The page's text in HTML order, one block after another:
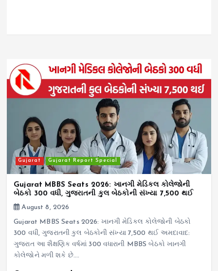
Gujarat Gujarat Report Special
Gujarat MBBS Seats 2026: ખાનગી મેડિકલ કોલેજોની
બેઠકો 300 વધી, ગુજરાતની કુલ બેઠકોની સંખ્યા 7,500 થઈ
August 8, 2026
Gujarat MBBS Seats 2026: ખાનગી મેડિકલ કોલેજોની બેઠકો
300 વધી, ગુજરાતની કુલ બેઠકોની સંખ્યા 7,500 થઈ અમદાવાદ:
ગુજરાત આ શૈક્ષણિક વર્ષમાં 300 વધારાની MBBS બેઠકો ખાનગી
કોલેજોને મળી શકે છે.…